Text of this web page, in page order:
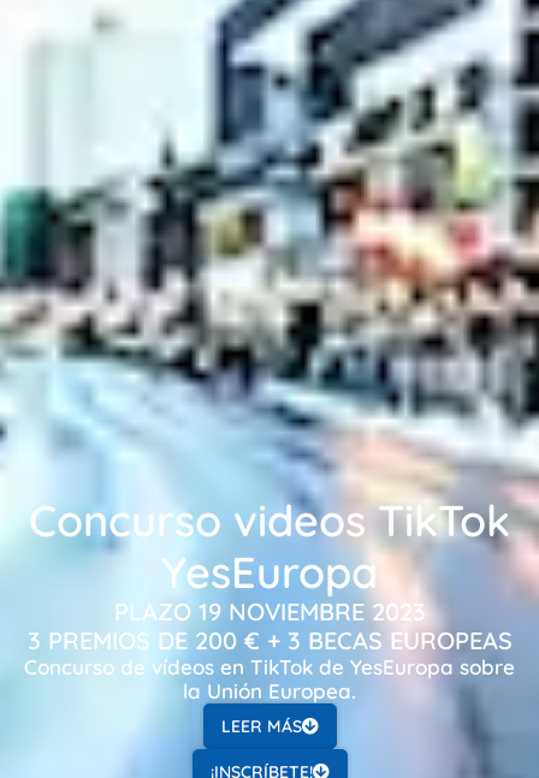
Concurso videos TikTok
YesEuropa
PLAZO 19 NOVIEMBRE 2023
3 PREMIOS DE 200 € + 3 BECAS EUROPEAS
Concurso de vídeos en TikTok de YesEuropa sobre
la Unión Europea.
LEER MÁS
¡INSCRÍBETE!